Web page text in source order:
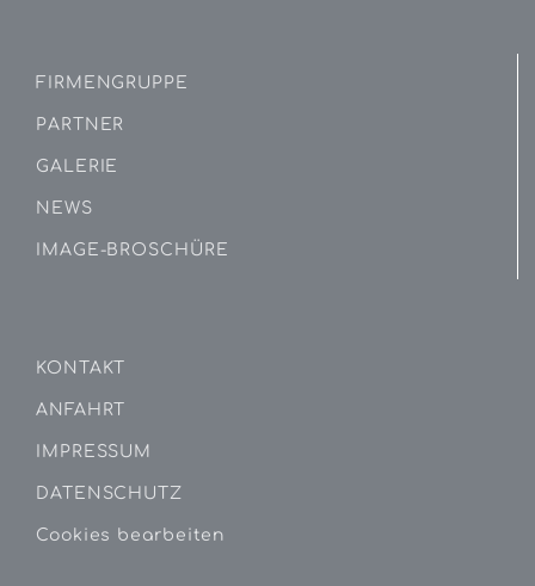
FIRMENGRUPPE
PARTNER
GALERIE
NEWS
IMAGE-BROSCHÜRE
KONTAKT
ANFAHRT
IMPRESSUM
DATENSCHUTZ
Cookies bearbeiten